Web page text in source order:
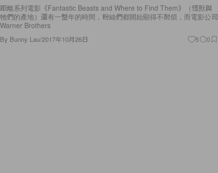
距離系列電影《Fantastic Beasts and Where to Find Them》（怪獸與
牠們的產地）還有一整年的時間，粉絲們都開始顯得不耐煩，而電影公司
Warner Brothers
By Bunny Lau/2017年10月26日 5 0